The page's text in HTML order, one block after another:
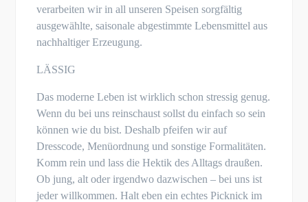
verarbeiten wir in all unseren Speisen sorgfältig
ausgewählte, saisonale abgestimmte Lebensmittel aus
nachhaltiger Erzeugung.
LÄSSIG
Das moderne Leben ist wirklich schon stressig genug.
Wenn du bei uns reinschaust sollst du einfach so sein
können wie du bist. Deshalb pfeifen wir auf
Dresscode, Menüordnung und sonstige Formalitäten.
Komm rein und lass die Hektik des Alltags draußen.
Ob jung, alt oder irgendwo dazwischen – bei uns ist
jeder willkommen. Halt eben ein echtes Picknick im